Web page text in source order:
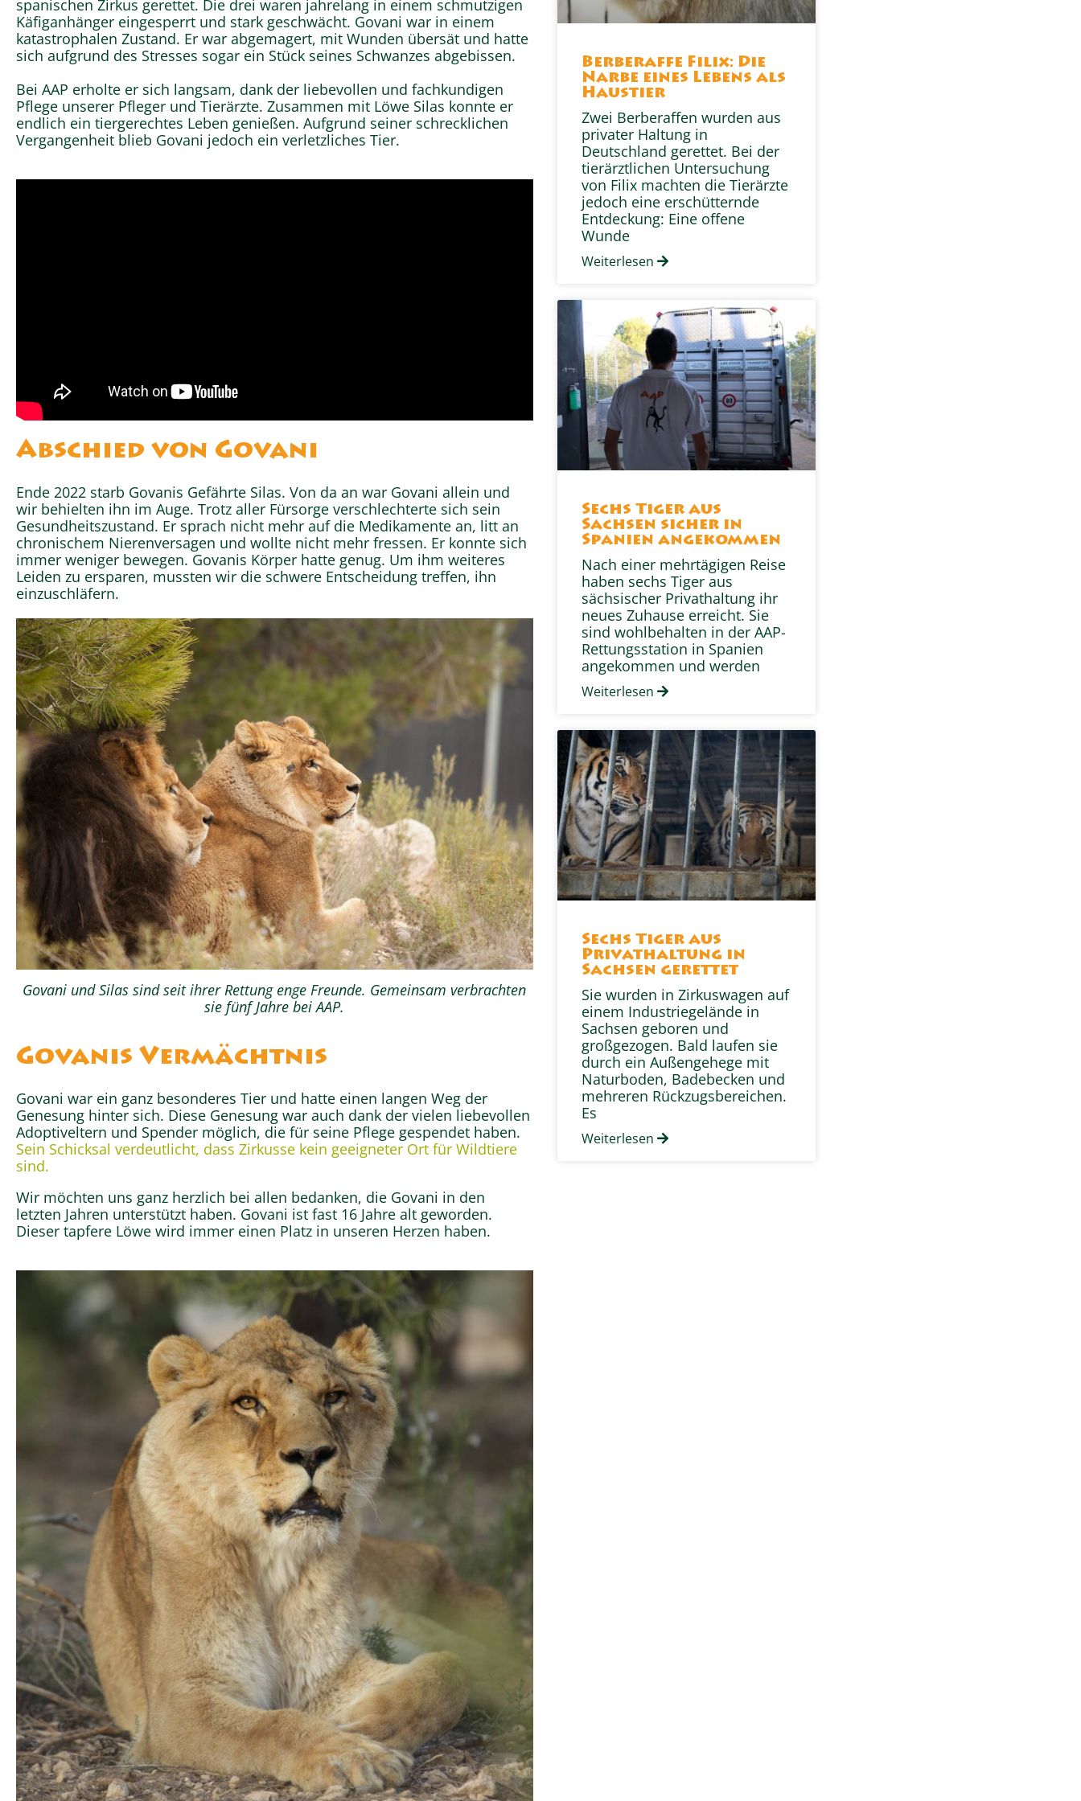
spanischen Zirkus gerettet. Die drei waren jahrelang in einem schmutzigen
Käfiganhänger eingesperrt und stark geschwächt. Govani war in einem
katastrophalen Zustand. Er war abgemagert, mit Wunden übersät und hatte
sich aufgrund des Stresses sogar ein Stück seines Schwanzes abgebissen.
Bei AAP erholte er sich langsam, dank der liebevollen und fachkundigen
Pflege unserer Pfleger und Tierärzte. Zusammen mit Löwe Silas konnte er
endlich ein tiergerechtes Leben genießen. Aufgrund seiner schrecklichen
Vergangenheit blieb Govani jedoch ein verletzliches Tier.
Abschied von Govani
Ende 2022 starb Govanis Gefährte Silas. Von da an war Govani allein und
wir behielten ihn im Auge. Trotz aller Fürsorge verschlechterte sich sein
Gesundheitszustand. Er sprach nicht mehr auf die Medikamente an, litt an
chronischem Nierenversagen und wollte nicht mehr fressen. Er konnte sich
immer weniger bewegen. Govanis Körper hatte genug. Um ihm weiteres
Leiden zu ersparen, mussten wir die schwere Entscheidung treffen, ihn
einzuschläfern.
Govani und Silas sind seit ihrer Rettung enge Freunde. Gemeinsam verbrachten
sie fünf Jahre bei AAP.
Govanis Vermächtnis
Govani war ein ganz besonderes Tier und hatte einen langen Weg der
Genesung hinter sich. Diese Genesung war auch dank der vielen liebevollen
Adoptiveltern und Spender möglich, die für seine Pflege gespendet haben.
Sein Schicksal verdeutlicht, dass Zirkusse kein geeigneter Ort für Wildtiere
sind.
Wir möchten uns ganz herzlich bei allen bedanken, die Govani in den
letzten Jahren unterstützt haben. Govani ist fast 16 Jahre alt geworden.
Dieser tapfere Löwe wird immer einen Platz in unseren Herzen haben.
Berberaffe Filix: Die
Narbe eines Lebens als
Haustier
Zwei Berberaffen wurden aus
privater Haltung in
Deutschland gerettet. Bei der
tierärztlichen Untersuchung
von Filix machten die Tierärzte
jedoch eine erschütternde
Entdeckung: Eine offene
Wunde
Weiterlesen
Sechs Tiger aus
Sachsen sicher in
Spanien angekommen
Nach einer mehrtägigen Reise
haben sechs Tiger aus
sächsischer Privathaltung ihr
neues Zuhause erreicht. Sie
sind wohlbehalten in der AAP-
Rettungsstation in Spanien
angekommen und werden
Weiterlesen
Sechs Tiger aus
Privathaltung in
Sachsen gerettet
Sie wurden in Zirkuswagen auf
einem Industriegelände in
Sachsen geboren und
großgezogen. Bald laufen sie
durch ein Außengehege mit
Naturboden, Badebecken und
mehreren Rückzugsbereichen.
Es
Weiterlesen